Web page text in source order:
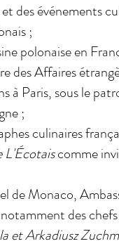
des événements
;
polonaise en
des Affaires
à Paris, sous le
;
culinaires
L'Écotaiscomme
de Monaco,
des
et Arkadiusz